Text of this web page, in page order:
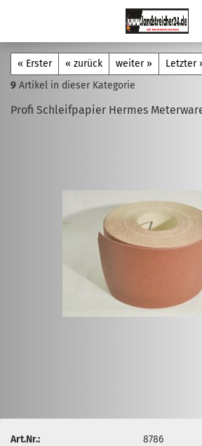
« Erster « zurück weiter »
Letzter
9 Artikel in dieser Kategorie
Profi Schleifpapier Hermes
Art.Nr.:
8786